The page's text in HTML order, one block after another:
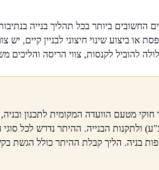
החשובים ביותר בכל תהליך בנייה
או ביצוע שינוי חיצוני לבניין קיים, יש
להוביל לקנסות, צווי הריסה והליכים
חוקי מטעם הוועדה המקומית לתכנון
ולתקנות הבנייה. ההיתר נדרש לכל
בניה. הליך קבלת ההיתר כולל הגשת